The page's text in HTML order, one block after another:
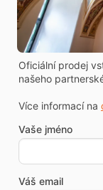
Oficiální prodej
našeho
Více informací na
Vaše jméno
Váš email